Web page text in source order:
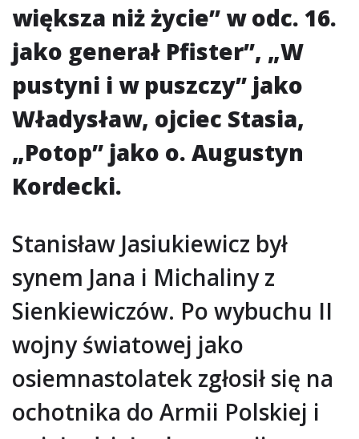
większa niż życie” w odc. 16.
jako generał Pfister”, „W
pustyni i w puszczy” jako
Władysław, ojciec Stasia,
„Potop” jako o. Augustyn
Kordecki.
Stanisław Jasiukiewicz był
synem Jana i Michaliny z
Sienkiewiczów. Po wybuchu II
wojny światowej jako
osiemnastolatek zgłosił się na
ochotnika do Armii Polskiej i